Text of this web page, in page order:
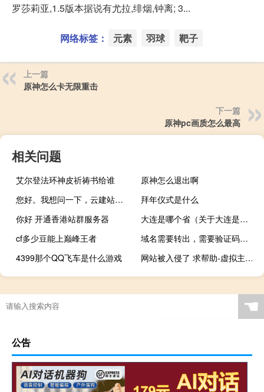
罗莎莉亚,1.5版本据说有尤拉,绯烟,钟离; 3...
网络标签： 元素 羽球 靶子
上一篇
原神怎么卡无限重击
下一篇
原神pc画质怎么最高
相关问题
艾尔登法环神皮祈祷书给谁
原神怎么退出啊
您好。我想问一下，云建站产品可以设置产品对比不呢
拜年仪式是什么
你好 开通香港站群服务器
大连是哪个省（关于大连是哪个省的介绍）
cf多少豆能上巅峰王者
域名需要转出，需要验证码的邮箱已经不用了，咋办？
4399那个QQ飞车是什么游戏
网站被入侵了 求帮助-虚拟主机/数据库问题
☚
公告